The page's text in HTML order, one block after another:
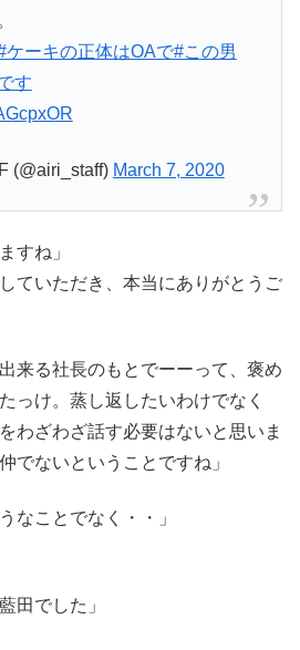
ケーキの正体はOAで#この男
す
(@airi_staff) March 7, 2020
すね」
ていただき、本当にありがとうご
来る社長のもとでーーって、褒め
っけ。蒸し返したいわけでなく
わざわざ話す必要はないと思いま
でないということですね」
なことでなく・・」
田でした」